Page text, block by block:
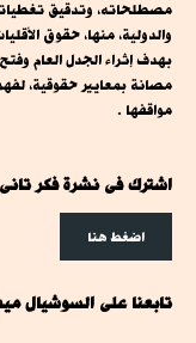
مصطلحاته، وتدقيق تغطياته
والدولية، منها، حقوق
بهدف إثراء الجدل العام
مصانة بمعايير حقوقية،
مواقفها .
اشترك فى نشرة فكر تانى
اضغط هنا
تابعنا على السوشيال